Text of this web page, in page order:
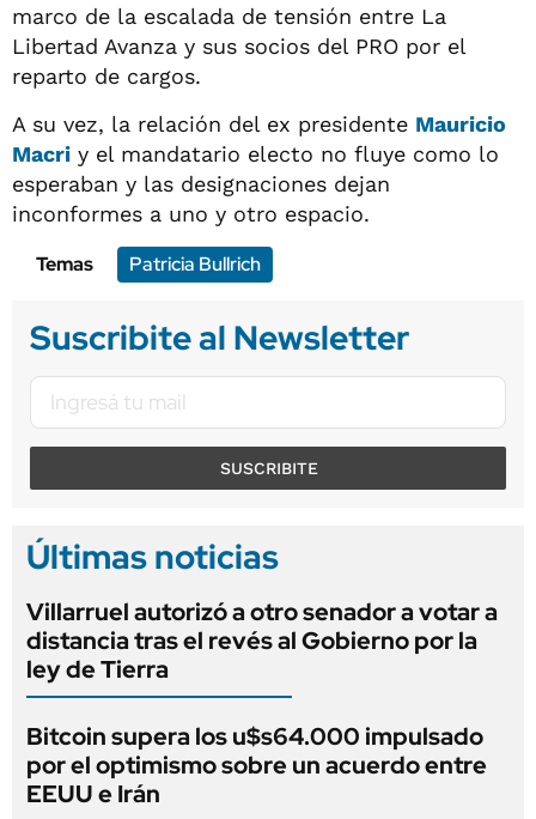
marco de la escalada de tensión entre La
Libertad Avanza y sus socios del PRO por el
reparto de cargos.
A su vez, la relación del ex presidente Mauricio
Macri y el mandatario electo no fluye como lo
esperaban y las designaciones dejan
inconformes a uno y otro espacio.
Temas
Patricia Bullrich
Suscribite al Newsletter
SUSCRIBITE
Últimas noticias
Villarruel autorizó a otro senador a votar a
distancia tras el revés al Gobierno por la
ley de Tierra
Bitcoin supera los u$s64.000 impulsado
por el optimismo sobre un acuerdo entre
EEUU e Irán